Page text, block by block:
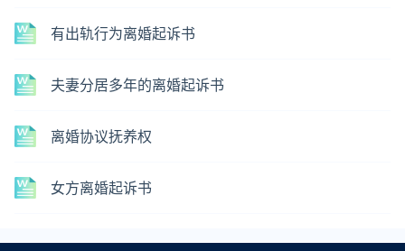
有出轨行为离婚起诉书
夫妻分居多年的离婚起诉书
离婚协议抚养权
女方离婚起诉书